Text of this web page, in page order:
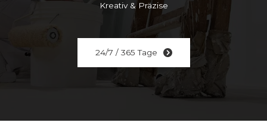
Kreativ & Präzise
24/7 / 365 Tage